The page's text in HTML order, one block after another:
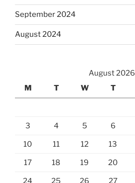
September 2024
August 2024
August 2026
M
T W T
3 4 5 6
10 11 12 13
17 18 19 20
24 25 26 27